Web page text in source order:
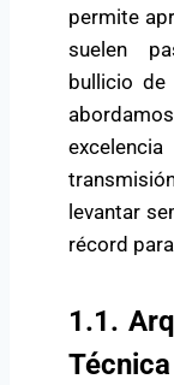
permite
suelen
bullicio de
levantar
récord
1.1.
Técnica